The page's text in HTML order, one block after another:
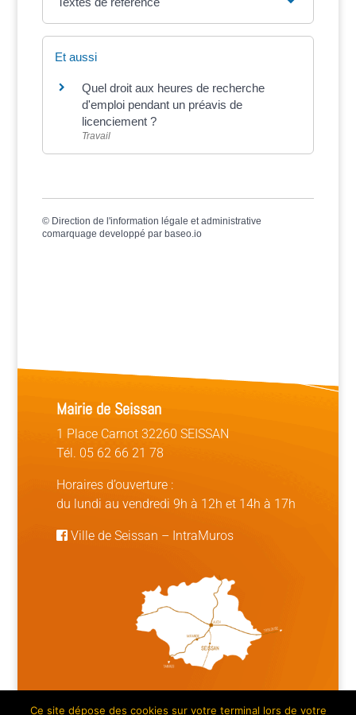
Et aussi
Quel droit aux heures de recherche
d'emploi pendant un préavis de
licenciement ?
Travail
© Direction de l'information légale et administrative
comarquage developpé par baseo.io
Mairie de Seissan
1 Place Carnot 32260 SEISSAN
Tél. 05 62 66 21 78
Horaires d’ouverture :
du lundi au vendredi 9h à 12h et 14h à 17h
Ville de Seissan – IntraMuros
Ce site dépose des cookies sur votre terminal lors de votre